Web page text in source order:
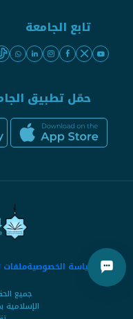
تابع الجامعة
حمّل تطبيق
سياسة الخصوصيةملفات
جميع